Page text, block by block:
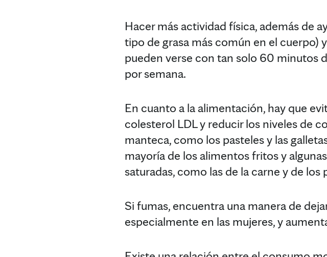
Hacer más actividad física, además de
tipo de grasa más común en el cuerpo)
pueden verse con tan solo 60 minutos
por semana.
En cuanto a la alimentación, hay que
colesterol LDL y reducir los niveles de
manteca, como los pasteles y las
mayoría de los alimentos fritos y
saturadas, como las de la carne y de
Si fumas, encuentra una manera de
especialmente en las mujeres, y